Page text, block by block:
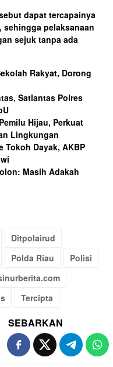
dapat tercapainya
sehingga pelaksanaan
sejuk tanpa ada
Rakyat, Dorong
Satlantas Polres
Hijau, Perkuat
Lingkungan
Tokoh Dayak, AKBP
Masih Adakah
Ditpolairud
Polda Riau
Polisi
Tercipta
SEBARKAN